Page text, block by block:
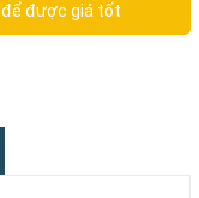
để được giá tốt